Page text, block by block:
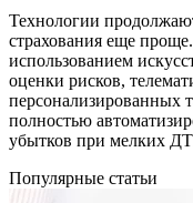
Технологии
страхования еще
использованием
оценки рисков,
персонализированных
полностью
убытков при мелких
Популярные статьи